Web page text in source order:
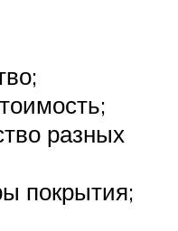
разных
покрытия;